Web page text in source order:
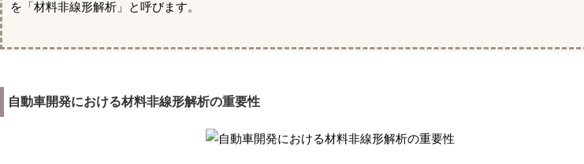
を「材料非線形解析」と呼びます。
自動車開発における材料非線形解析の重要性